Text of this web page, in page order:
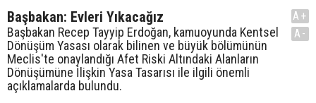
Başbakan: Evleri Yıkacağız
Başbakan Recep Tayyip Erdoğan, kamuoyunda Kentsel
Dönüşüm Yasası olarak bilinen ve büyük bölümünün
Meclis'te onaylandığı Afet Riski Altındaki Alanların
Dönüşümüne İlişkin Yasa Tasarısı ile ilgili önemli
açıklamalarda bulundu.
A+
A-